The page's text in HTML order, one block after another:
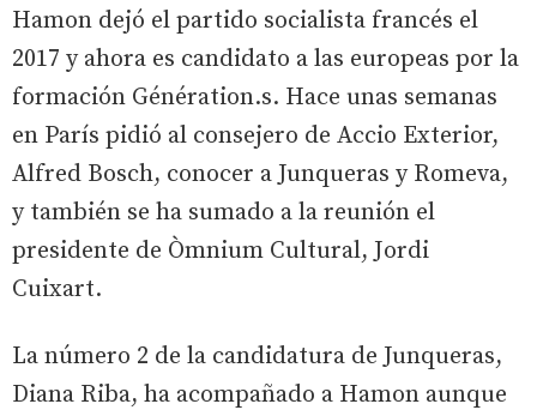
Hamon dejó el partido socialista francés el
2017 y ahora es candidato a las europeas por la
formación Génération.s. Hace unas semanas
en París pidió al consejero de Accio Exterior,
Alfred Bosch, conocer a Junqueras y Romeva,
y también se ha sumado a la reunión el
presidente de Òmnium Cultural, Jordi
Cuixart.
La número 2 de la candidatura de Junqueras,
Diana Riba, ha acompañado a Hamon aunque